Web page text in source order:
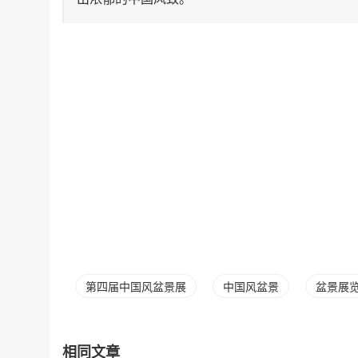
第四届中国风盆景展 中国风盆景 盆景展
相同文章